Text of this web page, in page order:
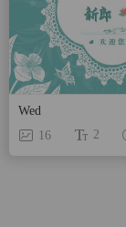
Wed
16
2